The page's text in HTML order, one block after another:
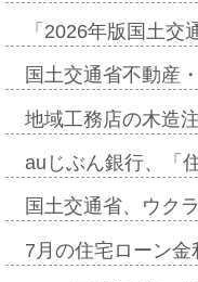
「2026年版国土
国土交通省不動産
地域工務店の木造
auじぶん銀行、「
国土交通省、ウク
7月の住宅ローン